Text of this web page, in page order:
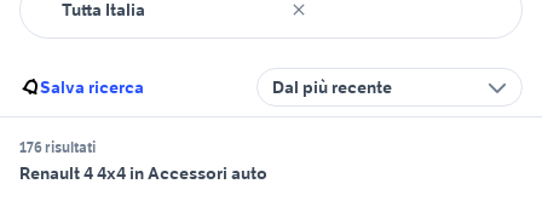
Salva ricerca Dal più recente
176 risultati
Renault 4 4x4 in Accessori auto